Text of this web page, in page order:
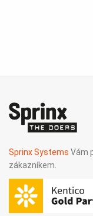
Sprinx Systems Vám
zákazníkem.